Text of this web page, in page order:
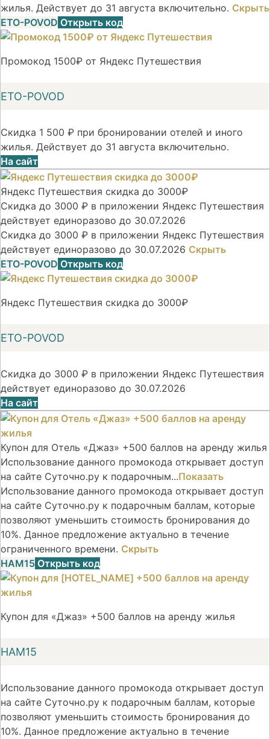
жилья. Действует до 31 августа включительно. Скрыть
ETO-POVOD Открыть код
Промокод 1500₽ от Яндекс Путешествия
ETO-POVOD
Скидка 1 500 ₽ при бронировании отелей и иного
жилья. Действует до 31 августа включительно.
На сайт
Яндекс Путешествия скидка до 3000₽
Скидка до 3000 ₽ в приложении Яндекс Путешествия
действует единоразово до 30.07.2026
Скидка до 3000 ₽ в приложении Яндекс Путешествия
действует единоразово до 30.07.2026 Скрыть
ETO-POVOD Открыть код
Яндекс Путешествия скидка до 3000₽
ETO-POVOD
Скидка до 3000 ₽ в приложении Яндекс Путешествия
действует единоразово до 30.07.2026
На сайт
Купон для Отель «Джаз» +500 баллов на аренду жилья
Использование данного промокода открывает доступ
на сайте Суточно.ру к подарочным...Показать
Использование данного промокода открывает доступ
на сайте Суточно.ру к подарочным баллам, которые
позволяют уменьшить стоимость бронирования до
10%. Данное предложение актуально в течение
ограниченного времени. Скрыть
НАМ15 Открыть код
Купон для «Джаз» +500 баллов на аренду жилья
НАМ15
Использование данного промокода открывает доступ
на сайте Суточно.ру к подарочным баллам, которые
позволяют уменьшить стоимость бронирования до
10%. Данное предложение актуально в течение